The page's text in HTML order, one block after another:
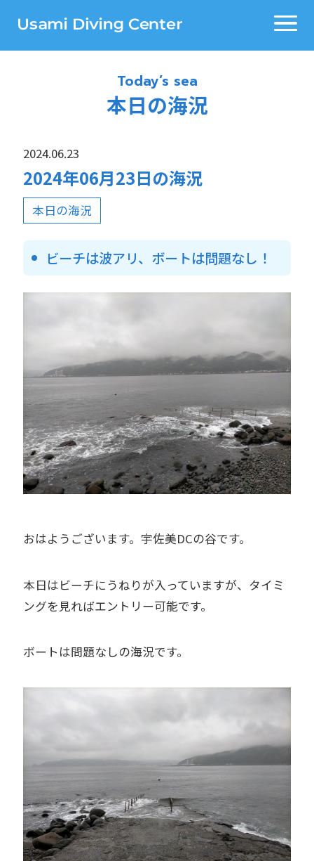
Today’s sea
本日の海況
2024.06.23
2024年06月23日の海況
本日の海況
ビーチは波アリ、ボートは問題なし！
おはようございます。宇佐美DCの谷です。
本日はビーチにうねりが入っていますが、タイミ
ングを見ればエントリー可能です。
ボートは問題なしの海況です。